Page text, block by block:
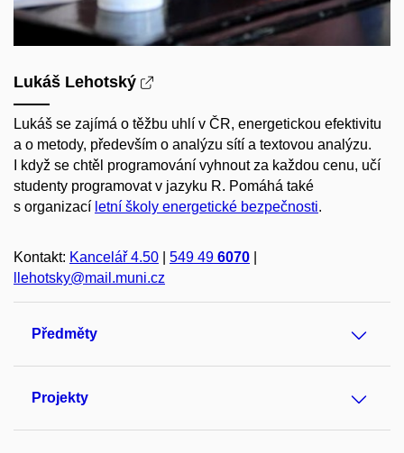
Lukáš Lehotský
Lukáš se zajímá o těžbu uhlí v ČR, energetickou efektivitu
a o metody, především o analýzu sítí a textovou analýzu.
I když se chtěl programování vyhnout za každou cenu, učí
studenty programovat v jazyku R. Pomáhá také
s organizací letní školy energetické bezpečnosti.
Kontakt: Kancelář 4.50 549 49 6070
llehotsky@mail.muni.cz
Předměty
Projekty